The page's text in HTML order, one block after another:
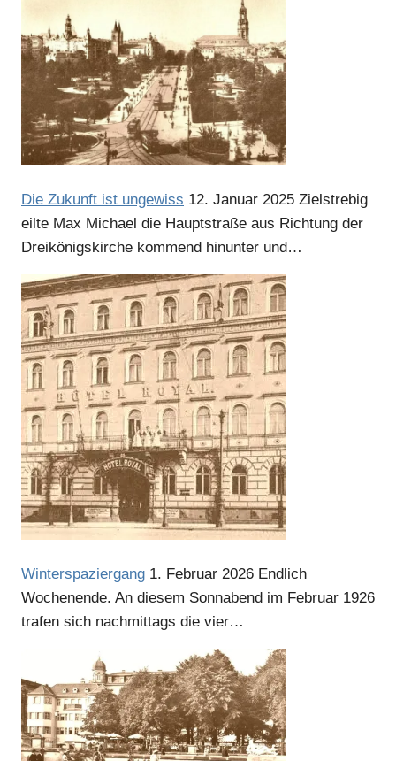
Die Zukunft ist ungewiss 12. Januar 2025 Zielstrebig
eilte Max Michael die Hauptstraße aus Richtung der
Dreikönigskirche kommend hinunter und…
Winterspaziergang 1. Februar 2026 Endlich
Wochenende. An diesem Sonnabend im Februar 1926
trafen sich nachmittags die vier…